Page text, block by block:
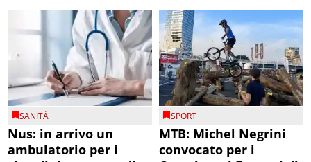
SANITÀ
Nus: in arrivo un
ambulatorio per i
SPORT
MTB: Michel Negrini
convocato per i